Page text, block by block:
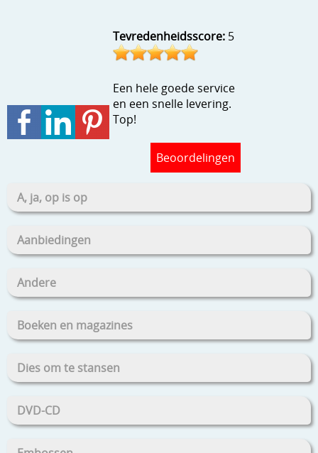
Wat nog, een creatief kijkjeTevredenheidsscore: 5
Een hele goede service
en een snelle levering.
Top!
Beoordelingen
A, ja, op is op
Aanbiedingen
Andere
Boeken en magazines
Dies om te stansen
DVD-CD